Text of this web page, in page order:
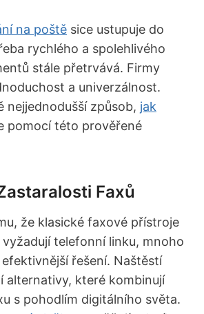
na poště sice ustupuje do
rychlého a spolehlivého
stále přetrvává. Firmy
a univerzálnost.
nejjednodušší způsob, jak
pomocí této prověřené
Faxů
že klasické faxové přístroje
telefonní linku, mnoho
řešení. Naštěstí
alternativy, které kombinují
s pohodlím digitálního světa.